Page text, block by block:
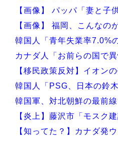
【画像】 パッパ「妻と子
【画像】 福岡、こんなの
韓国人「青年失業率7.0%
カナダ人「お前らの国で
【移民政策反対】イオン
韓国人「PSG、日本の鈴
韓国軍、対北朝鮮の最前
【炎上】藤沢市「モスク
【知ってた？】カナダ発